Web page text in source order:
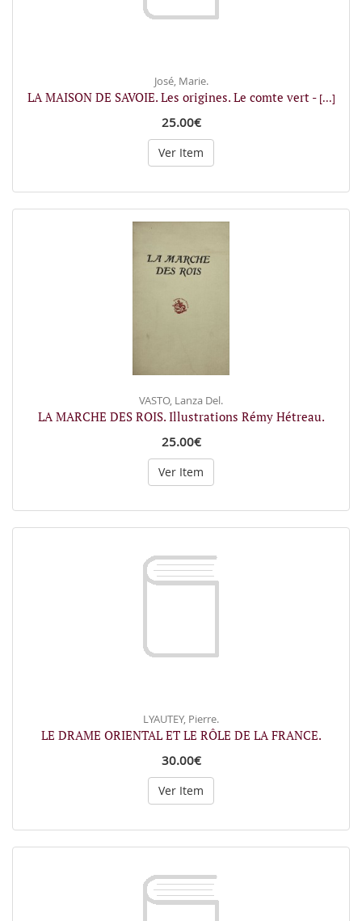
José, Marie.
LA MAISON DE SAVOIE. Les origines. Le comte vert - [...]
25.00€
Ver Item
VASTO, Lanza Del.
LA MARCHE DES ROIS. Illustrations Rémy Hétreau.
25.00€
Ver Item
LYAUTEY, Pierre.
LE DRAME ORIENTAL ET LE RÔLE DE LA FRANCE.
30.00€
Ver Item